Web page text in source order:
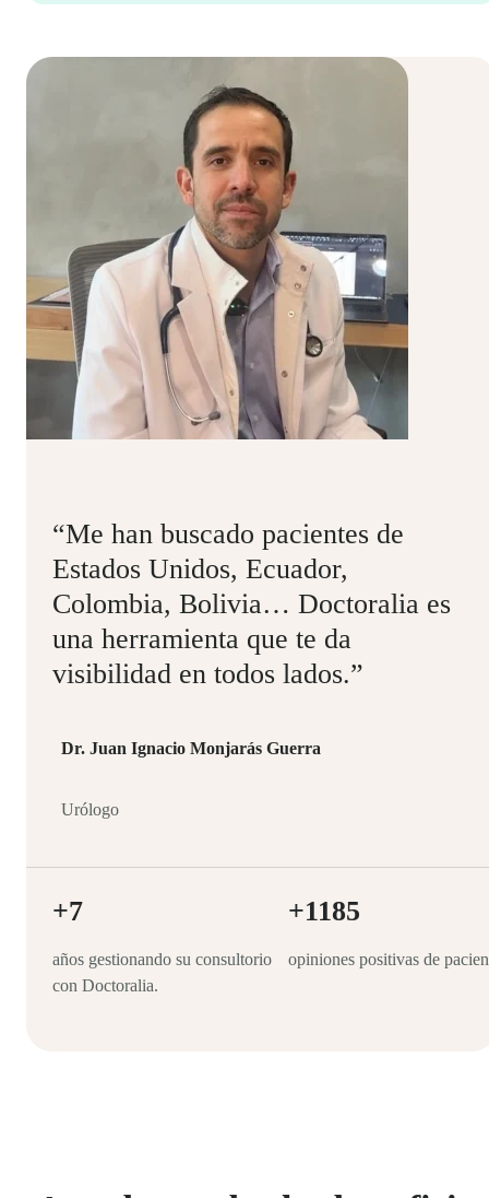
“Me han buscado pacientes de
Estados Unidos, Ecuador,
Colombia, Bolivia… Doctoralia es
una herramienta que te da
visibilidad en todos lados.”
Dr. Juan Ignacio Monjarás Guerra
Urólogo
+7
años gestionando su consultorio
con Doctoralia.
+1185
opiniones positivas de